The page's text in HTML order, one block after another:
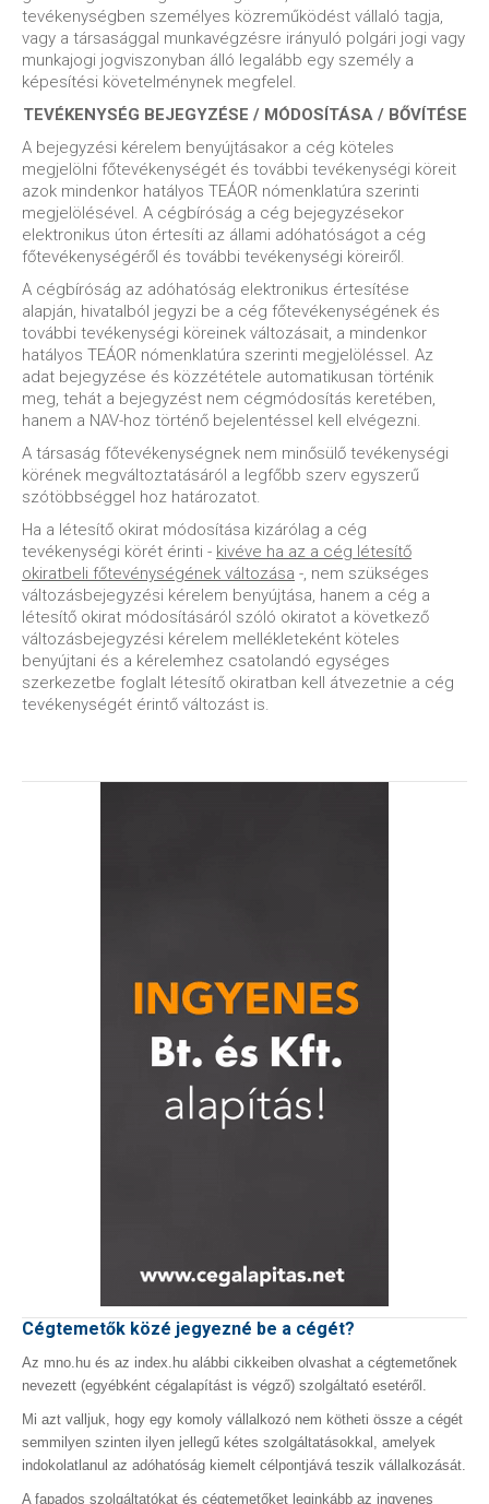
tevékenységben személyes közreműködést vállaló tagja,
vagy a társasággal munkavégzésre irányuló polgári jogi vagy
munkajogi jogviszonyban álló legalább egy személy a
képesítési követelménynek megfelel.
TEVÉKENYSÉG BEJEGYZÉSE / MÓDOSÍTÁSA / BŐVÍTÉSE
A bejegyzési kérelem benyújtásakor a cég köteles
megjelölni főtevékenységét és további tevékenységi köreit
azok mindenkor hatályos TEÁOR nómenklatúra szerinti
megjelölésével. A cégbíróság a cég bejegyzésekor
elektronikus úton értesíti az állami adóhatóságot a cég
főtevékenységéről és további tevékenységi köreiről.
A cégbíróság az adóhatóság elektronikus értesítése
alapján, hivatalból jegyzi be a cég főtevékenységének és
további tevékenységi köreinek változásait, a mindenkor
hatályos TEÁOR nómenklatúra szerinti megjelöléssel. Az
adat bejegyzése és közzététele automatikusan történik
meg, tehát a bejegyzést nem cégmódosítás keretében,
hanem a NAV-hoz történő bejelentéssel kell elvégezni.
A társaság főtevékenységnek nem minősülő tevékenységi
körének megváltoztatásáról a legfőbb szerv egyszerű
szótöbbséggel hoz határozatot.
Ha a létesítő okirat módosítása kizárólag a cég
tevékenységi körét érinti - kivéve ha az a cég létesítő
okiratbeli főtevénységének változása -, nem szükséges
változásbejegyzési kérelem benyújtása, hanem a cég a
létesítő okirat módosításáról szóló okiratot a következő
változásbejegyzési kérelem mellékleteként köteles
benyújtani és a kérelemhez csatolandó egységes
szerkezetbe foglalt létesítő okiratban kell átvezetnie a cég
tevékenységét érintő változást is.
Cégtemetők közé jegyezné be a cégét?
Az mno.hu és az index.hu alábbi cikkeiben olvashat a cégtemetőnek
nevezett (egyébként cégalapítást is végző) szolgáltató esetéről.
Mi azt valljuk, hogy egy komoly vállalkozó nem kötheti össze a cégét
semmilyen szinten ilyen jellegű kétes szolgáltatásokkal, amelyek
indokolatlanul az adóhatóság kiemelt célpontjává teszik vállalkozását.
A fapados szolgáltatókat és cégtemetőket leginkább az ingyenes